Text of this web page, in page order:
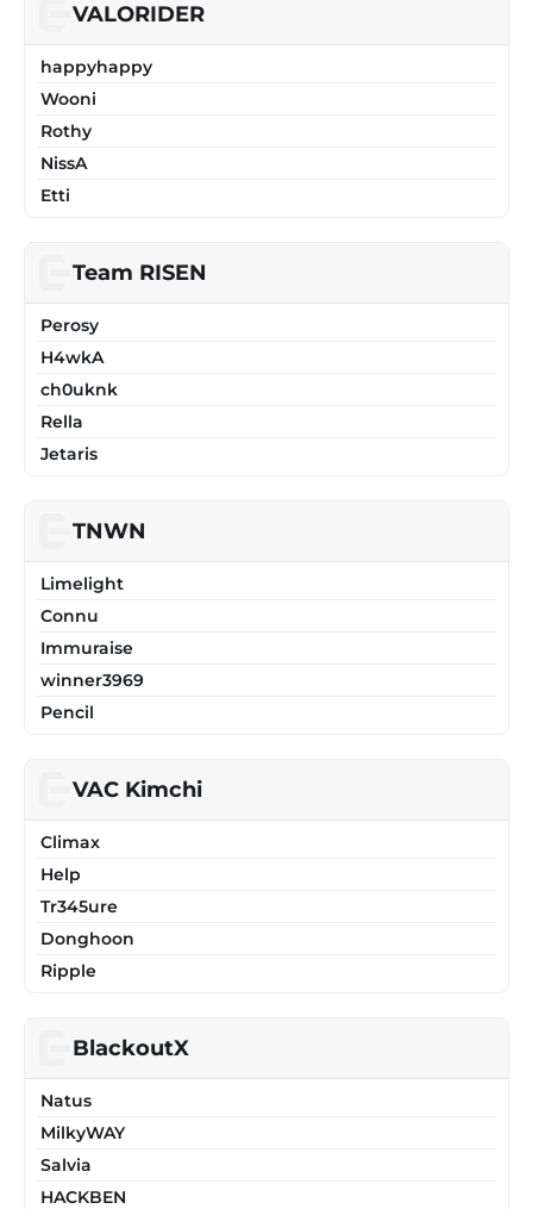
VALORIDER
happyhappy
Wooni
Rothy
NissA
Etti
Team RISEN
Perosy
H4wkA
ch0uknk
Rella
Jetaris
TNWN
Limelight
Connu
Immuraise
winner3969
Pencil
VAC Kimchi
Climax
Help
Tr345ure
Donghoon
Ripple
BlackoutX
Natus
MilkyWAY
Salvia
HACKBEN